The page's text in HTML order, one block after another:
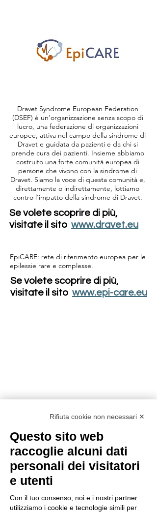
Dravet Syndrome European Federation
(DSEF) è un'organizzazione senza scopo di
lucro, una federazione di organizzazioni
europee, attiva nel campo della sindrome di
Dravet e guidata da pazienti e da chi si
prende cura dei pazienti. Insieme abbiamo
costruito una forte comunità europea di
persone che vivono con la sindrome di
Dravet. Siamo la voce di questa comunità e,
direttamente o indirettamente, lottiamo
contro l'impatto della sindrome di Dravet.
Se volete scoprire di più,
visitate il sito www.dravet.eu
EpiCARE: rete di riferimento europea per le
epilessie rare e complesse.
Se volete scoprire di più,
visitate il sito www.epi-care.eu
ePAG Italia: la rappresentanza delle
con malattia rara negli ERN
Rifiuta cookie non necessari ✕
Questo sito web
raccoglie alcuni dati
personali dei visitatori
e utenti
Con il tuo consenso, noi e i nostri partner
utilizziamo i cookie e tecnologie simili per